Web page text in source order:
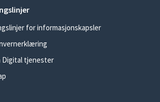
for informasjonskapsler
Digital tjenester